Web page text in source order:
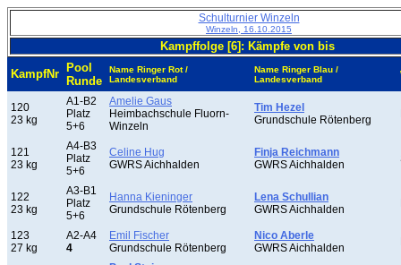
Schulturnier Winzeln
Winzeln, 16.10.2015
Kampffolge [6]: Kämpfe von bis
KampfNr
Pool
Runde
Name Ringer Rot /
Landesverband
Name Ringer Blau /
Landesverband
120
23 kg
A1-B2
Platz
5+6
Amelie Gaus
Heimbachschule Fluorn-
Winzeln
Tim Hezel
Grundschule Rötenberg
121
23 kg
A4-B3
Platz
5+6
Celine Hug
GWRS Aichhalden
Finja Reichmann
GWRS Aichhalden
122
23 kg
A3-B1
Platz
5+6
Hanna Kieninger
Grundschule Rötenberg
Lena Schullian
GWRS Aichhalden
123
27 kg
A2-A4
4
Emil Fischer
Grundschule Rötenberg
Nico Aberle
GWRS Aichhalden